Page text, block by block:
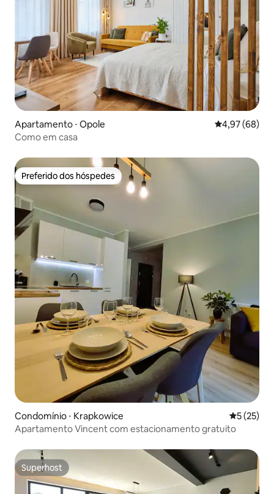
Apartamento ⋅ Opole 4,97 de uma
4,97 (68)
Como em casa
Preferido dos hóspedes
Preferido dos hóspedes
Condomínio ⋅ Krapkowice 5 de uma
5 (25)
Apartamento Vincent com estacionamento gratuito
Superhost
Superhost